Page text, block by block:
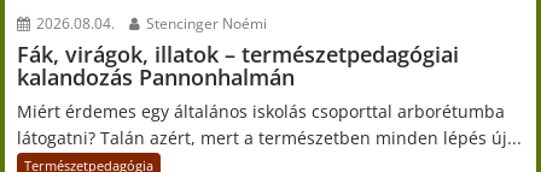
2026.08.04. Stencinger Noémi
Fák, virágok, illatok – természetpedagógiai
kalandozás Pannonhalmán
Miért érdemes egy általános iskolás csoporttal arborétumba
látogatni? Talán azért, mert a természetben minden lépés új...
Természetpedagógia